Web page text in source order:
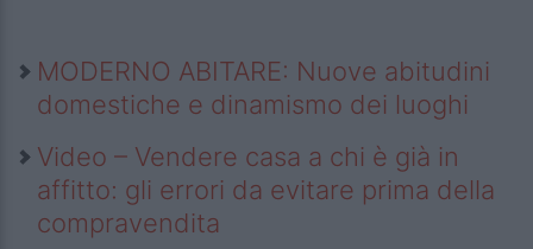
MODERNO ABITARE: Nuove abitudini
domestiche e dinamismo dei luoghi
Video – Vendere casa a chi è già in
affitto: gli errori da evitare prima della
compravendita